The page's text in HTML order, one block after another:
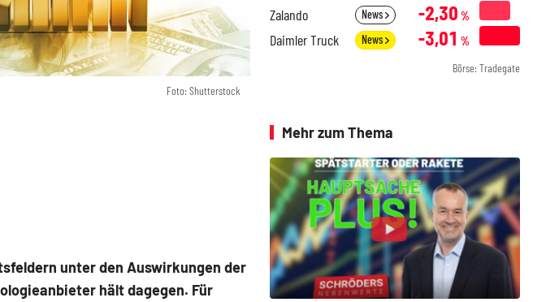
Foto: Shutterstock
unter den Auswirkungen der
hält dagegen. Für
Zalando News -2,30 %
Daimler Truck News -3,01 %
Börse: Tradegate
Mehr zum Thema